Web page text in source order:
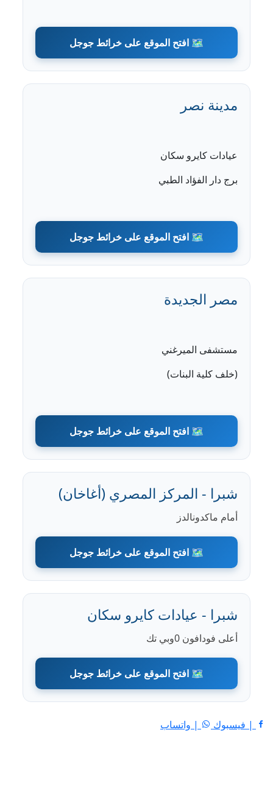
🗺️ افتح الموقع على خرائط جوجل
مدينة نصر
عيادات كايرو سكان
برج دار الفؤاد الطبي
🗺️ افتح الموقع على خرائط جوجل
مصر الجديدة
مستشفى الميرغني
(خلف كلية البنات)
🗺️ افتح الموقع على خرائط جوجل
شبرا - المركز المصري (أغاخان)
أمام ماكدونالدز
🗺️ افتح الموقع على خرائط جوجل
شبرا - عيادات كايرو سكان
أعلى فودافون 0وبي تك
🗺️ افتح الموقع على خرائط جوجل
| فيسبوك | واتساب